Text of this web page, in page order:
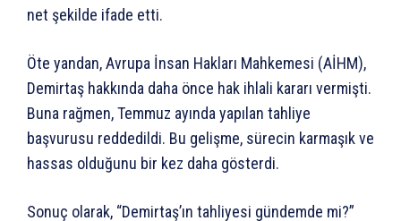
net şekilde ifade etti.
Öte yandan, Avrupa İnsan Hakları Mahkemesi (AİHM),
Demirtaş hakkında daha önce hak ihlali kararı vermişti.
Buna rağmen, Temmuz ayında yapılan tahliye
başvurusu reddedildi. Bu gelişme, sürecin karmaşık ve
hassas olduğunu bir kez daha gösterdi.
Sonuç olarak, “Demirtaş’ın tahliyesi gündemde mi?”